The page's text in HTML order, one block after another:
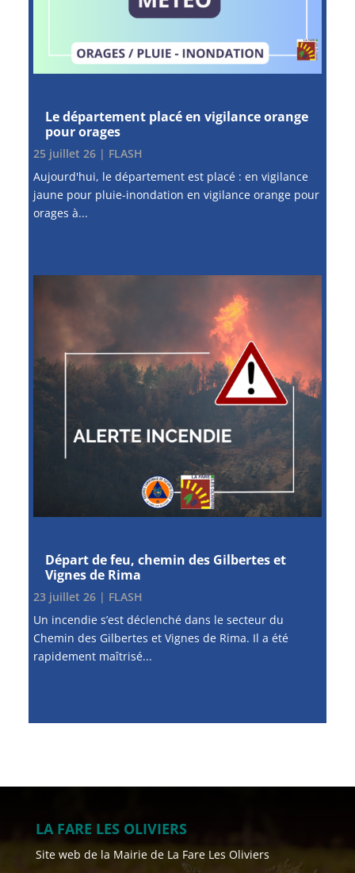
Le département placé en vigilance orange
pour orages
25 juillet 26| FLASH
Aujourd'hui, le département est placé : en vigilance
jaune pour pluie-inondation en vigilance orange pour
orages à...
Départ de feu, chemin des Gilbertes et
Vignes de Rima
23 juillet 26| FLASH
Un incendie s’est déclenché dans le secteur du
Chemin des Gilbertes et Vignes de Rima. Il a été
rapidement maîtrisé...
LA FARE LES OLIVIERS
Site web de la Mairie de La Fare Les Oliviers